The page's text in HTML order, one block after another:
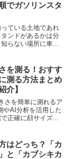
でガソリンスタ
ている土地であれ
ンドがあるかは分
らない場所に車で
う？」てなります
付い...
を測る！おすす
測る方法まとめ
介】
さを簡単に測れるア
やAI分析を活用した
正確に顔サイズを
はどっち？「カ
と「カブシキカ